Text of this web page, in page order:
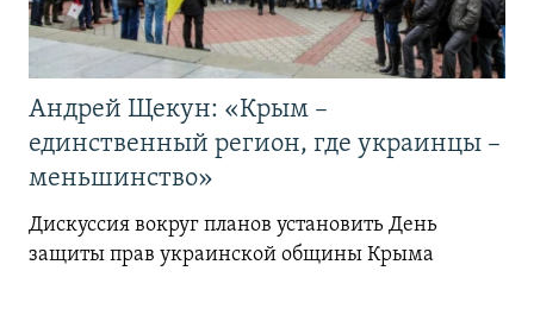
Андрей Щекун: «Крым –
единственный регион, где украинцы –
меньшинство»
Дискуссия вокруг планов установить День
защиты прав украинской общины Крыма